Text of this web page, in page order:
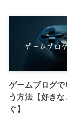
ゲームブログで
う方法【好き
ぐ】